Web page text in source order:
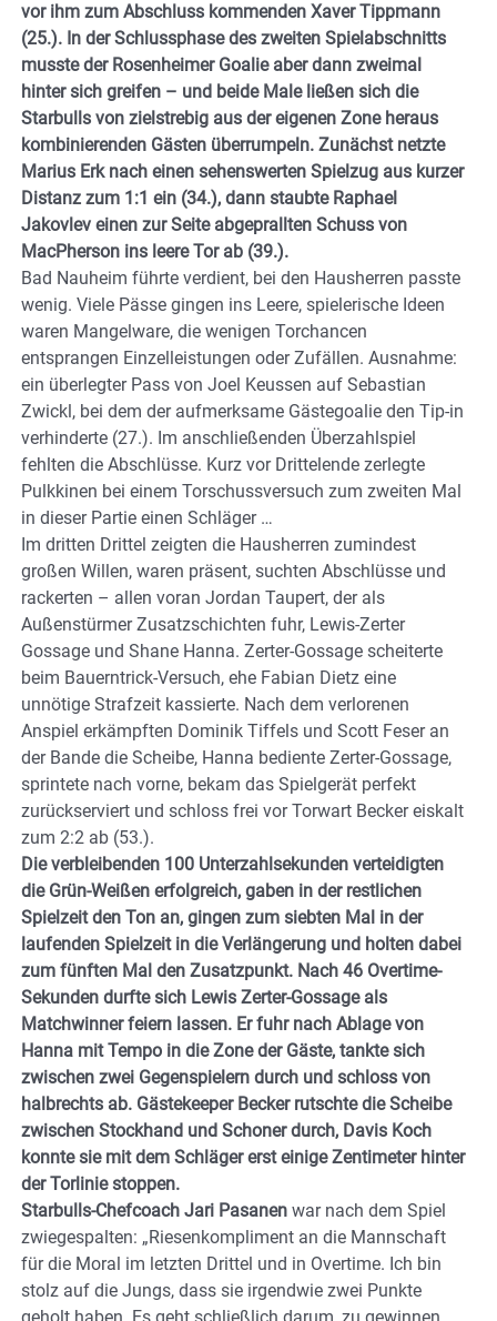
vor ihm zum Abschluss kommenden Xaver Tippmann
(25.). In der Schlussphase des zweiten Spielabschnitts
musste der Rosenheimer Goalie aber dann zweimal
hinter sich greifen – und beide Male ließen sich die
Starbulls von zielstrebig aus der eigenen Zone heraus
kombinierenden Gästen überrumpeln. Zunächst netzte
Marius Erk nach einen sehenswerten Spielzug aus kurzer
Distanz zum 1:1 ein (34.), dann staubte Raphael
Jakovlev einen zur Seite abgeprallten Schuss von
MacPherson ins leere Tor ab (39.).
Bad Nauheim führte verdient, bei den Hausherren passte
wenig. Viele Pässe gingen ins Leere, spielerische Ideen
waren Mangelware, die wenigen Torchancen
entsprangen Einzelleistungen oder Zufällen. Ausnahme:
ein überlegter Pass von Joel Keussen auf Sebastian
Zwickl, bei dem der aufmerksame Gästegoalie den Tip-in
verhinderte (27.). Im anschließenden Überzahlspiel
fehlten die Abschlüsse. Kurz vor Drittelende zerlegte
Pulkkinen bei einem Torschussversuch zum zweiten Mal
in dieser Partie einen Schläger …
Im dritten Drittel zeigten die Hausherren zumindest
großen Willen, waren präsent, suchten Abschlüsse und
rackerten – allen voran Jordan Taupert, der als
Außenstürmer Zusatzschichten fuhr, Lewis-Zerter
Gossage und Shane Hanna. Zerter-Gossage scheiterte
beim Bauerntrick-Versuch, ehe Fabian Dietz eine
unnötige Strafzeit kassierte. Nach dem verlorenen
Anspiel erkämpften Dominik Tiffels und Scott Feser an
der Bande die Scheibe, Hanna bediente Zerter-Gossage,
sprintete nach vorne, bekam das Spielgerät perfekt
zurückserviert und schloss frei vor Torwart Becker eiskalt
zum 2:2 ab (53.).
Die verbleibenden 100 Unterzahlsekunden verteidigten
die Grün-Weißen erfolgreich, gaben in der restlichen
Spielzeit den Ton an, gingen zum siebten Mal in der
laufenden Spielzeit in die Verlängerung und holten dabei
zum fünften Mal den Zusatzpunkt. Nach 46 Overtime-
Sekunden durfte sich Lewis Zerter-Gossage als
Matchwinner feiern lassen. Er fuhr nach Ablage von
Hanna mit Tempo in die Zone der Gäste, tankte sich
zwischen zwei Gegenspielern durch und schloss von
halbrechts ab. Gästekeeper Becker rutschte die Scheibe
zwischen Stockhand und Schoner durch, Davis Koch
konnte sie mit dem Schläger erst einige Zentimeter hinter
der Torlinie stoppen.
Starbulls-Chefcoach Jari Pasanen war nach dem Spiel
zwiegespalten: „Riesenkompliment an die Mannschaft
für die Moral im letzten Drittel und in Overtime. Ich bin
stolz auf die Jungs, dass sie irgendwie zwei Punkte